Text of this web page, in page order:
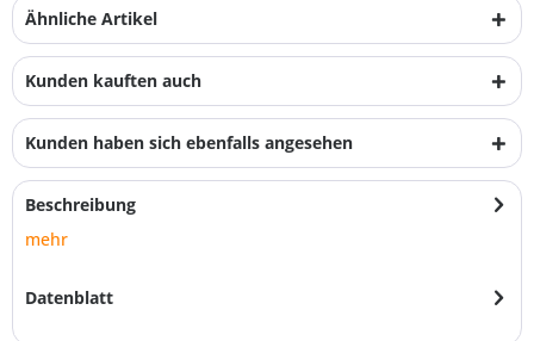
Ähnliche Artikel
Kunden kauften auch
Kunden haben sich ebenfalls angesehen
Beschreibung
mehr
Datenblatt